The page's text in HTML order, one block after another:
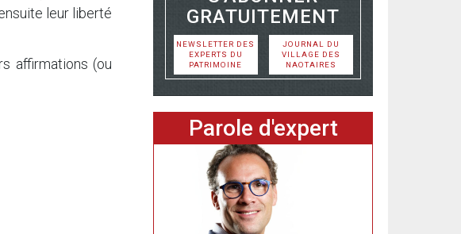
leur liberté
affirmations (ou
GRATUITEMENT
NEWSLETTER DES
EXPERTS DU
PATRIMOINE
JOURNAL DU
VILLAGE DES
NAOTAIRES
Parole d'expert